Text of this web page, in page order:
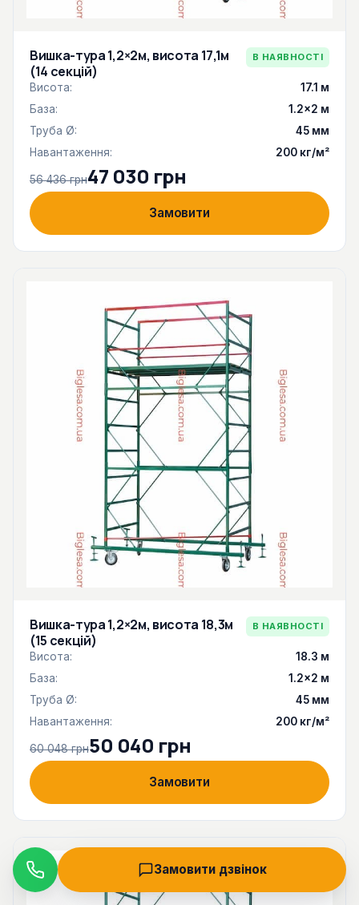
Вишка-тура 1,2×2м, висота 17,1м
(14 секцій)
В НАЯВНОСТІ
Висота:
17.1 м
База:
1.2×2 м
Труба Ø:
45 мм
Навантаження:
200 кг/м²
56 436 грн47 030 грн
Замовити
Вишка-тура 1,2×2м, висота 18,3м
(15 секцій)
В НАЯВНОСТІ
Висота:
18.3 м
База:
1.2×2 м
Труба Ø:
45 мм
Навантаження:
200 кг/м²
60 048 грн50 040 грн
Замовити
Дзвінок
Замовити дзвінок